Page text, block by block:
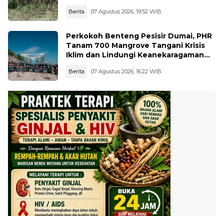
Berita 07 Agustus 2026, 19:52 WIB
Perkokoh Benteng Pesisir Dumai, PHR
Tanam 700 Mangrove Tangani Krisis
Iklim dan Lindungi Keanekaragaman
Berita 07 Agustus 2026, 16:22 WIB